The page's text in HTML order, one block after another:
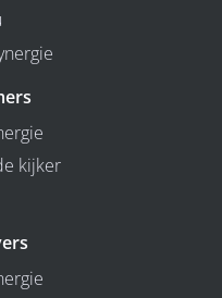
kijker